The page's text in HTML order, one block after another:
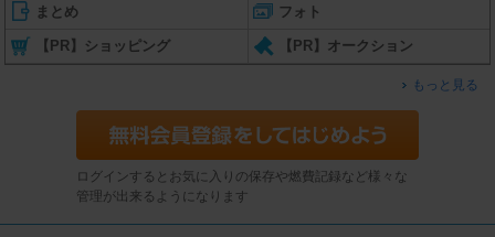
まとめ フォト
【PR】ショッピング 【PR】オークション
もっと見る
ログインするとお気に入りの保存や燃費記録など様々な
管理が出来るようになります